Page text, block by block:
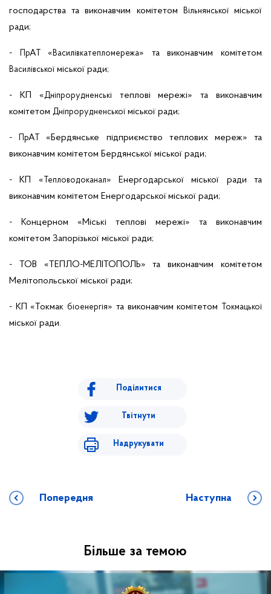
господарства та виконавчим комітетом Вільнянськоїміської
ради;
- ПрАТ «Василівкатепломережа» та виконавчим комітетом
Василівської міської ради;
- КП «Дніпрорудненські теплові мережі» та виконавчим
комітетом Дніпрорудненської міської ради;
- ПрАТ
«Бердянське підприємство теплових мереж» та
виконавчим комітетом Бердянської міської ради;
- КП « Тепловодоканал» Енергодарської міської ради та
виконавчим комітетом Енергодарськоїміської ради;
- Концерном «Міські теплові мережі» та виконавчим
комітетом Запорізької міської ради;
- ТОВ «ТЕПЛО-МЕЛІТОПОЛЬ» та виконавчим комітетом
Мелітопольської міської ради;
- КП «Токмакбіоенергія» та виконавчим комітетом Токмацької
міської ради.
Поділитися
Твітнути
Надрукувати
Попередня Наступна
Більше за темою